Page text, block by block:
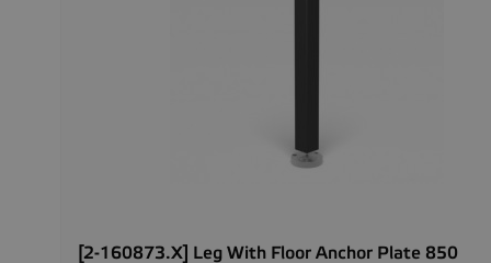
[2-160873.X] Leg With Floor Anchor Plate 850